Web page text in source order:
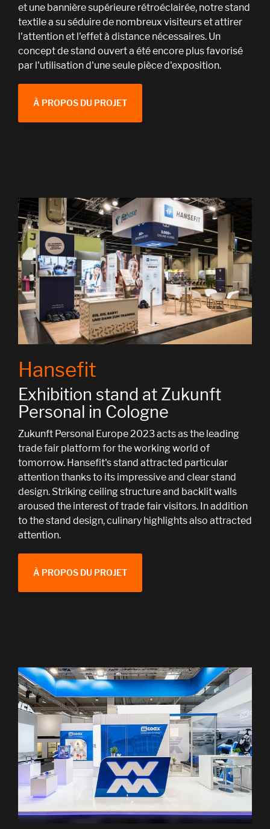
et une bannière supérieure rétroéclairée, notre stand
textile a su séduire de nombreux visiteurs et attirer
l'attention et l'effet à distance nécessaires. Un
concept de stand ouvert a été encore plus favorisé
par l'utilisation d'une seule pièce d'exposition.
À PROPOS DU PROJET
Hansefit
Exhibition stand at Zukunft
Personal in Cologne
Zukunft Personal Europe 2023 acts as the leading
trade fair platform for the working world of
tomorrow. Hansefit's stand attracted particular
attention thanks to its impressive and clear stand
design. Striking ceiling structure and backlit walls
aroused the interest of trade fair visitors. In addition
to the stand design, culinary highlights also attracted
attention.
À PROPOS DU PROJET